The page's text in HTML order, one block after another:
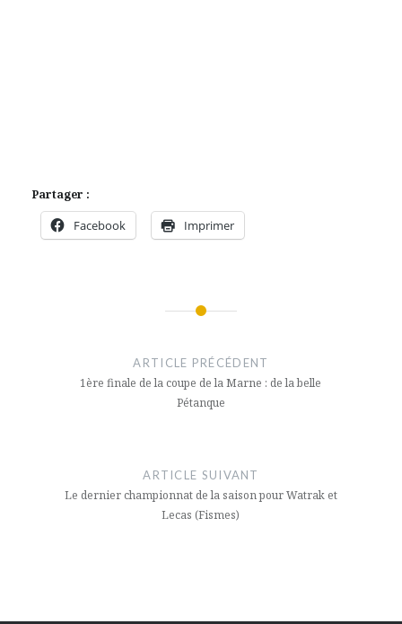
Partager :
Facebook Imprimer
l’article
ARTICLE PRÉCÉDENT
1ère finale de la coupe de la Marne : de la belle
Pétanque
ARTICLE SUIVANT
Le dernier championnat de la saison pour Watrak et
Lecas (Fismes)